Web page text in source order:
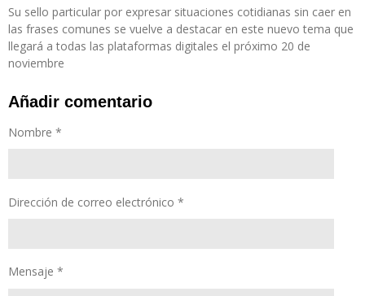
Su sello particular por expresar situaciones cotidianas sin caer en
las frases comunes se vuelve a destacar en este nuevo tema que
llegará a todas las plataformas digitales el próximo 20 de
noviembre
Añadir comentario
Nombre *
Dirección de correo electrónico *
Mensaje *